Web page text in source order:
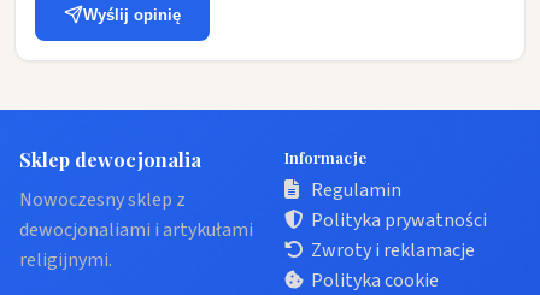
Wyślij opinię
Sklep dewocjonalia
Nowoczesny sklep z
dewocjonaliami i artykułami
religijnymi.
Informacje
Regulamin
Polityka prywatności
Zwroty i reklamacje
Polityka cookie